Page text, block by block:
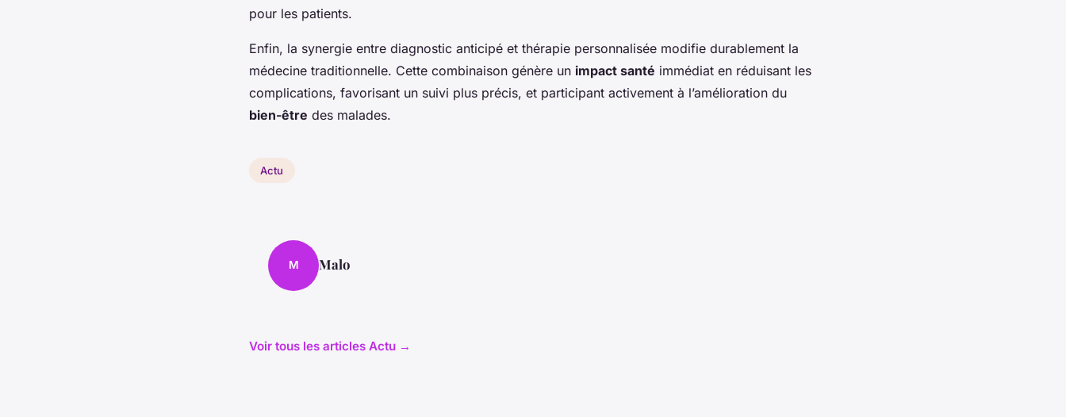
pour les patients.
Enfin, la synergie entre diagnostic anticipé et thérapie personnalisée modifie durablement la
médecine traditionnelle. Cette combinaison génère un impact santé immédiat en réduisant les
complications, favorisant un suivi plus précis, et participant activement à l’amélioration du
bien-être des malades.
Actu
M Malo
Voir tous les articles Actu →